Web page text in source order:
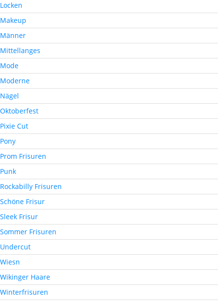
Locken
Makeup
Männer
Mittellanges
Mode
Moderne
Nägel
Oktoberfest
Pixie Cut
Pony
Prom Frisuren
Punk
Rockabilly Frisuren
Schöne Frisur
Sleek Frisur
Sommer Frisuren
Undercut
Wiesn
Wikinger Haare
Winterfrisuren